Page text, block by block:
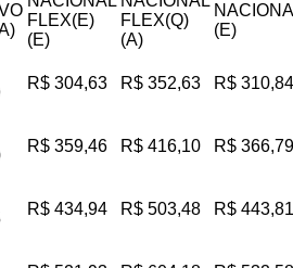
FLEX(E)
(E)
FLEX(Q)
(A)
(E)
R$ 304,63 R$ 352,63 R$ 310,84
R$ 359,46 R$ 416,10 R$ 366,79
R$ 434,94 R$ 503,48 R$ 443,81